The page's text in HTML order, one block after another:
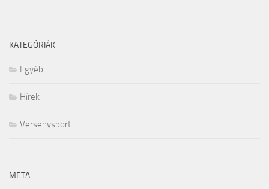
KATEGÓRIÁK
Egyéb
Hírek
Versenysport
META